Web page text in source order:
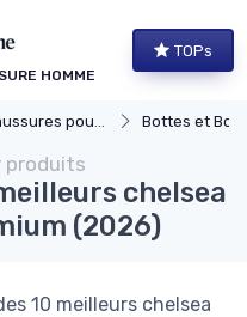
HOMME
TOPs
pour Hommes Bottes et
produits
chelsea
(2026)
10 meilleurs chelsea